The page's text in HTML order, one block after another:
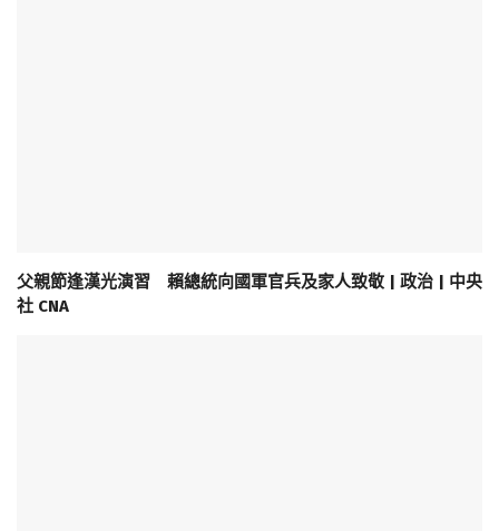
父親節逢漢光演習 賴總統向國軍官兵及家人致敬 | 政治 | 中央
社 CNA